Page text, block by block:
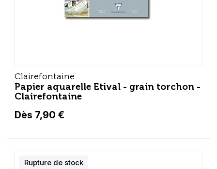
Clairefontaine
Papier aquarelle Etival - grain torchon -
Clairefontaine
Dès 7,90 €
Rupture de stock